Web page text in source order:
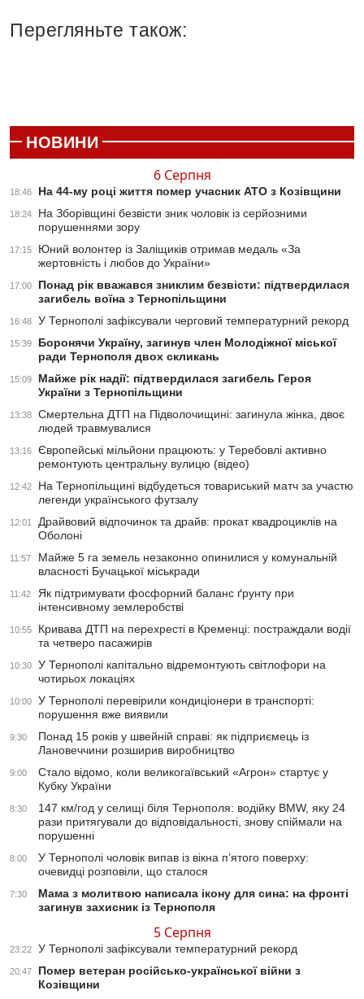
Перегляньте також:
НОВИНИ
6 Серпня
18:46 На 44-му році життя помер учасник АТО з Козівщини
18:24
На Зборівщині безвісти зник чоловік із серйозними
порушеннями зору
17:15
Юний волонтер із Заліщиків отримав медаль «За
жертовність і любов до України»
17:00
Понад рік вважався зниклим безвісти: підтвердилася
загибель воїна з Тернопільщини
16:48 У Тернополі зафіксували черговий температурний рекорд
15:39
Боронячи Україну, загинув член Молодіжної міської
ради Тернополя двох скликань
15:09
Майже рік надії: підтвердилася загибель Героя
України з Тернопільщини
13:38
Смертельна ДТП на Підволочищині: загинула жінка, двоє
людей травмувалися
13:16
Європейські мільйони працюють: у Теребовлі активно
ремонтують центральну вулицю (відео)
12:42
На Тернопільщині відбудеться товариський матч за участю
легенди українського футзалу
12:01
Драйвовий відпочинок та драйв: прокат квадроциклів на
Оболоні
11:57
Майже 5 га земель незаконно опинилися у комунальній
власності Бучацької міськради
11:42
Як підтримувати фосфорний баланс ґрунту при
інтенсивному землеробстві
10:55
Кривава ДТП на перехресті в Кременці: постраждали водії
та четверо пасажирів
10:30
У Тернополі капітально відремонтують світлофори на
чотирьох локаціях
10:00
У Тернополі перевірили кондиціонери в транспорті:
порушення вже виявили
9:30
Понад 15 років у швейній справі: як підприємець із
Лановеччини розширив виробництво
9:00
Стало відомо, коли великогаївський «Агрон» стартує у
Кубку України
8:30
147 км/год у селищі біля Тернополя: водійку BMW, яку 24
рази притягували до відповідальності, знову спіймали на
порушенні
8:00
У Тернополі чоловік випав із вікна п’ятого поверху:
очевидці розповіли, що сталося
7:30
Мама з молитвою написала ікону для сина: на фронті
загинув захисник із Тернополя
5 Серпня
23:22 У Тернополі зафіксували температурний рекорд
20:47
Помер ветеран російсько-української війни з
Козівщини